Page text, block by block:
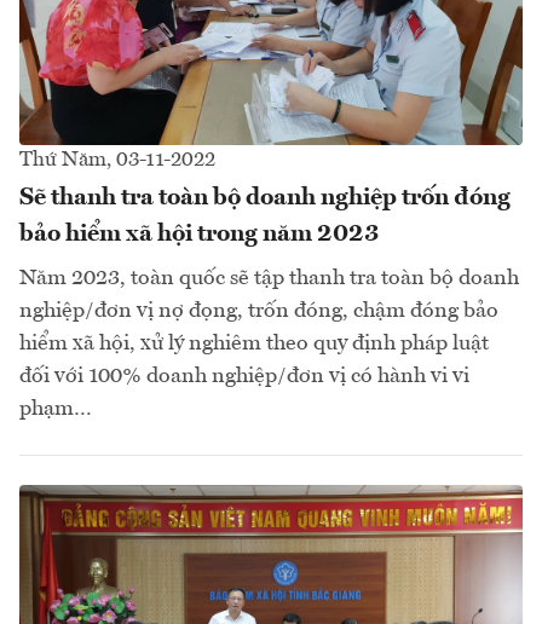
Thứ Năm, 03-11-2022
Sẽ thanh tra toàn bộ doanh nghiệp trốn đóng
bảo hiểm xã hội trong năm 2023
Năm 2023, toàn quốc sẽ tập thanh tra toàn bộ doanh
nghiệp/đơn vị nợ đọng, trốn đóng, chậm đóng bảo
hiểm xã hội, xử lý nghiêm theo quy định pháp luật
đối với 100% doanh nghiệp/đơn vị có hành vi vi
phạm…